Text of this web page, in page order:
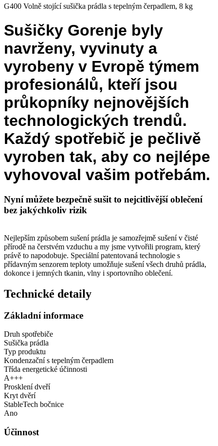
G400 Volně stojící sušička prádla s tepelným čerpadlem, 8 kg
Sušičky Gorenje byly
navrženy, vyvinuty a
vyrobeny v Evropě týmem
profesionálů, kteří jsou
průkopníky nejnovějších
technologických trendů.
Každý spotřebič je pečlivě
vyroben tak, aby co nejlépe
vyhovoval vašim potřebám.
Nyní můžete bezpečně sušit to nejcitlivější oblečení
bez jakýchkoliv rizik
Nejlepším způsobem sušení prádla je samozřejmě sušení v čisté
přírodě na čerstvém vzduchu a my jsme vytvořili program, který
právě to napodobuje. Speciální patentovaná technologie s
přídavným senzorem teploty umožňuje sušení všech druhů prádla,
dokonce i jemných tkanin, vlny i sportovního oblečení.
Technické detaily
Základní informace
Druh spotřebiče
Sušička prádla
Typ produktu
Kondenzační s tepelným čerpadlem
Třída energetické účinnosti
A+++
Prosklení dveří
Kryt dvěrí
StableTech bočnice
Ano
Účinnost